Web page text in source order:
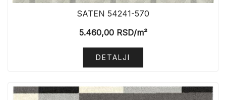
SATEN 54241-570
5.460,00RSD/m²
DETALJI